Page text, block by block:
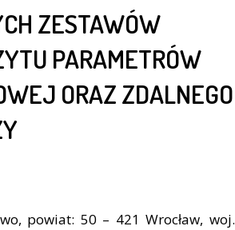
ZESTAWÓW
PARAMETRÓW
ORAZ ZDALNEGO
powiat: 50 – 421 Wrocław, woj.